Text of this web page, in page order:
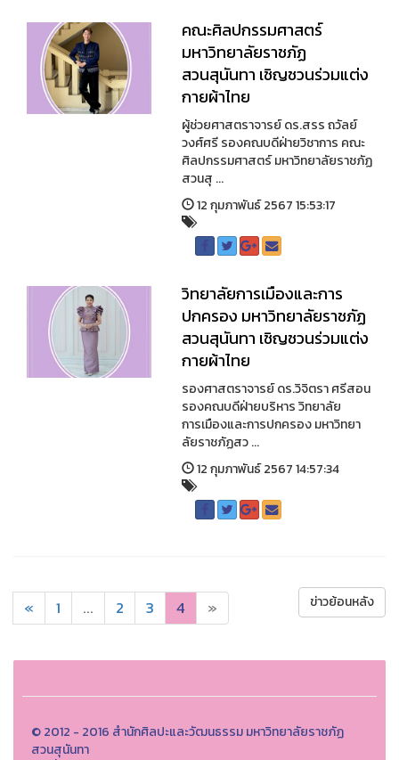
คณะศิลปกรรมศาสตร์
มหาวิทยาลัยราชภัฏ
สวนสุนันทา เชิญชวนร่วมแต่ง
กายผ้าไทย
ผู้ช่วยศาสตราจารย์ ดร.สรร ถวัลย์
วงศ์ศรี รองคณบดีฝ่ายวิชาการ คณะ
ศิลปกรรมศาสตร์ มหาวิทยาลัยราชภัฏ
สวนสุ ...
12 กุมภาพันธ์ 2567 15:53:17
วิทยาลัยการเมืองและการ
ปกครอง มหาวิทยาลัยราชภัฏ
สวนสุนันทา เชิญชวนร่วมแต่ง
กายผ้าไทย
รองศาสตราจารย์ ดร.วิจิตรา ศรีสอน
รองคณบดีฝ่ายบริหาร วิทยาลัย
การเมืองและการปกครอง มหาวิทยา
ลัยราชภัฏสว ...
12 กุมภาพันธ์ 2567 14:57:34
« 1 ... 2 3 4 » ข่าวย้อนหลัง
© 2012 - 2016 สำนักศิลปะและวัฒนธรรม มหาวิทยาลัยราชภัฏ
สวนสุนันทา